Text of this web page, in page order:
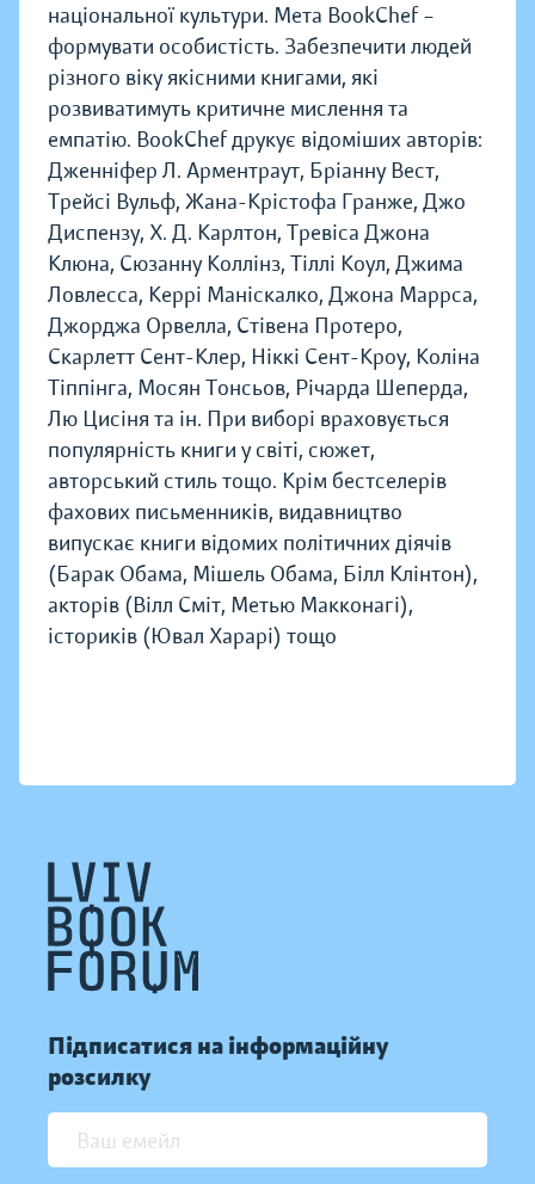
національної культури. Мета BookChef –
формувати особистість. Забезпечити людей
різного віку якісними книгами, які
розвиватимуть критичне мислення та
емпатію. BookChef друкує відоміших авторів:
Дженніфер Л. Арментраут, Бріанну Вест,
Трейсі Вульф, Жана-Крістофа Гранже, Джо
Диспензу, Х. Д. Карлтон, Тревіса Джона
Клюна, Сюзанну Коллінз, Тіллі Коул, Джима
Ловлесса, Керрі Маніскалко, Джона Маррса,
Джорджа Орвелла, Стівена Протеро,
Скарлетт Сент-Клер, Ніккі Сент-Кроу, Коліна
Тіппінга, Мосян Тонсьов, Річарда Шеперда,
Лю Цисіня та ін. При виборі враховується
популярність книги у світі, сюжет,
авторський стиль тощо. Крім бестселерів
фахових письменників, видавництво
випускає книги відомих політичних діячів
(Барак Обама, Мішель Обама, Білл Клінтон),
акторів (Вілл Сміт, Метью Макконагі),
істориків (Ювал Харарі) тощо
Підписатися на інформаційну
розсилку